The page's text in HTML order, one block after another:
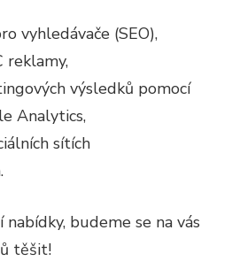
vyhledávače (SEO),
reklamy,
výsledků pomocí
Analytics,
sítích
budeme se na vás
těšit!